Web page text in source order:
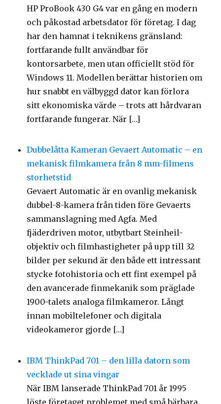
HP ProBook 430 G4 var en gång en modern
och påkostad arbetsdator för företag. I dag
har den hamnat i teknikens gränsland:
fortfarande fullt användbar för
kontorsarbete, men utan officiellt stöd för
Windows 11. Modellen berättar historien om
hur snabbt en välbyggd dator kan förlora
sitt ekonomiska värde – trots att hårdvaran
fortfarande fungerar. När […]
Dubbelåtta Kameran Gevaert Automatic – en
mekanisk filmkamera från 8 mm-filmens
storhetstid
Gevaert Automatic är en ovanlig mekanisk
dubbel-8-kamera från tiden före Gevaerts
sammanslagning med Agfa. Med
fjäderdriven motor, utbytbart Steinheil-
objektiv och filmhastigheter på upp till 32
bilder per sekund är den både ett intressant
stycke fotohistoria och ett fint exempel på
den avancerade finmekanik som präglade
1900-talets analoga filmkameror. Långt
innan mobiltelefoner och digitala
videokameror gjorde […]
IBM ThinkPad 701 – den lilla datorn som
vecklade ut sina vingar
När IBM lanserade ThinkPad 701 år 1995
löste företaget problemet med små bärbara